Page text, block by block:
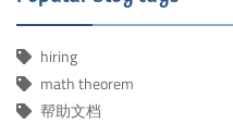
hiring
math theorem
帮助文档